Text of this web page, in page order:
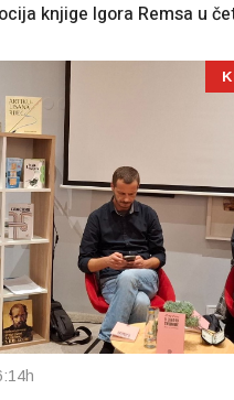
knjige Igora Remsa u